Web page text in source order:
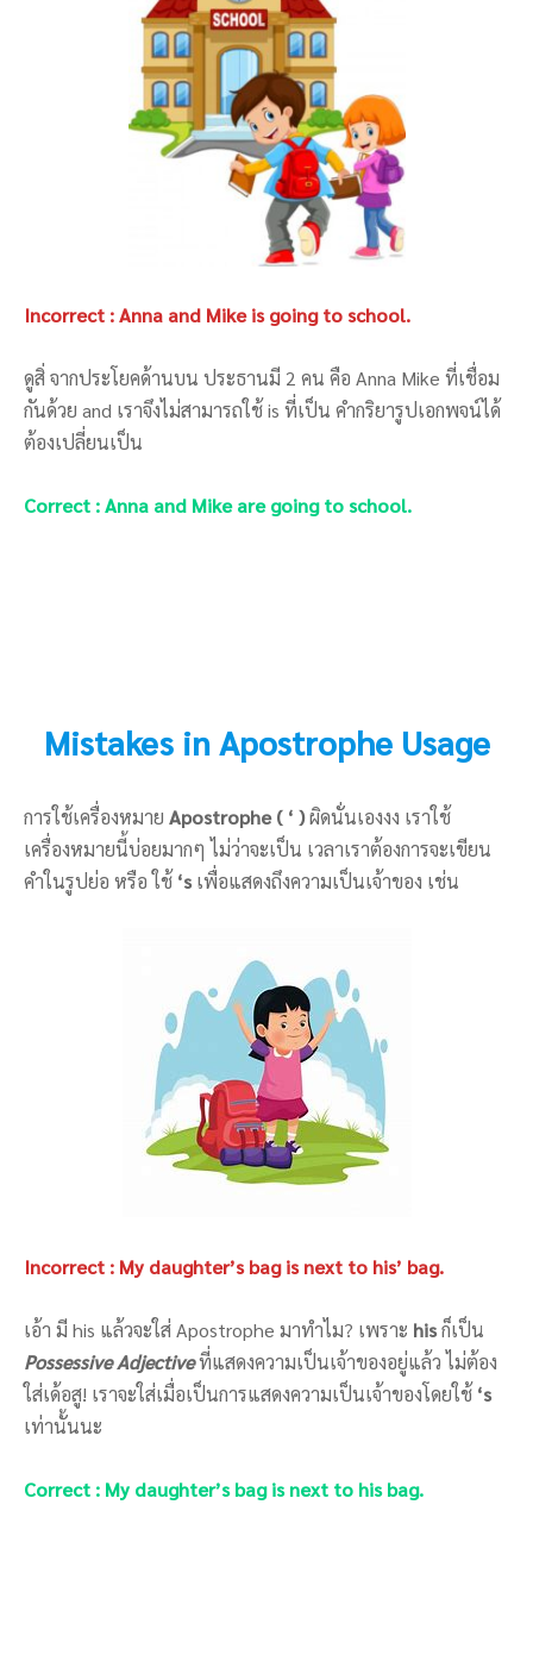
Incorrect : Anna and Mike is going to school.
ดูสิ่ จากประโยคด้านบน ประธานมี 2 คน คือ Anna Mike ที่เชื่อม
กันด้วย and เราจึงไม่สามารถใช้ is ที่เป็น คำกริยารูปเอกพจน์ได้
ต้องเปลี่ยนเป็น
Correct : Anna and Mike are going to school.
Mistakes in Apostrophe Usage
การใช้เครื่องหมาย Apostrophe ( ‘ )ผิดนั่นเองงง เราใช้
เครื่องหมายนี้บ่อยมากๆ ไม่ว่าจะเป็น เวลาเราต้องการจะเขียน
คำในรูปย่อ หรือ ใช้ ‘sเพื่อแสดงถึงความเป็นเจ้าของ เช่น
Incorrect : My daughter’s bag is next to his’ bag.
เอ้า มี his แล้วจะใส่ Apostrophe มาทำไม? เพราะ hisก็เป็น
Possessive Adjectiveที่แสดงความเป็นเจ้าของอยู่แล้ว ไม่ต้อง
ใส่เด้อสู! เราจะใส่เมื่อเป็นการแสดงความเป็นเจ้าของโดยใช้ ‘s
เท่านั้นนะ
Correct : My daughter’s bag is next to his bag.